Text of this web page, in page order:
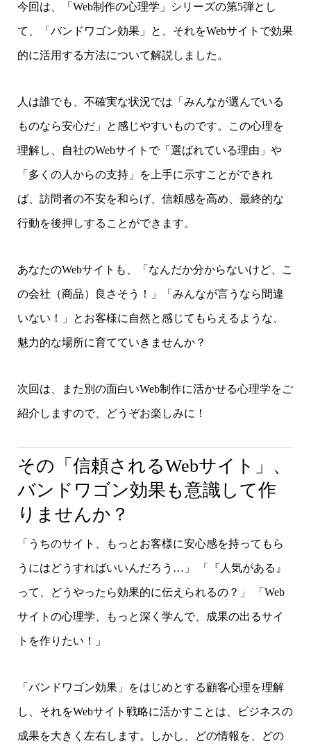
今回は、「Web制作の心理学」シリーズの第5弾とし
て、「バンドワゴン効果」と、それをWebサイトで効果
的に活用する方法について解説しました。
人は誰でも、不確実な状況では「みんなが選んでいる
ものなら安心だ」と感じやすいものです。この心理を
理解し、自社のWebサイトで「選ばれている理由」や
「多くの人からの支持」を上手に示すことができれ
ば、訪問者の不安を和らげ、信頼感を高め、最終的な
行動を後押しすることができます。
あなたのWebサイトも、「なんだか分からないけど、こ
の会社（商品）良さそう！」「みんなが言うなら間違
いない！」とお客様に自然と感じてもらえるような、
魅力的な場所に育てていきませんか？
次回は、また別の面白いWeb制作に活かせる心理学をご
紹介しますので、どうぞお楽しみに！
その「信頼されるWebサイト」、
バンドワゴン効果も意識して作
りませんか？
「うちのサイト、もっとお客様に安心感を持ってもら
うにはどうすればいいんだろう…」 「『人気がある』
って、どうやったら効果的に伝えられるの？」 「Web
サイトの心理学、もっと深く学んで、成果の出るサイ
トを作りたい！」
「バンドワゴン効果」をはじめとする顧客心理を理解
し、それをWebサイト戦略に活かすことは、ビジネスの
成果を大きく左右します。しかし、どの情報を、どの